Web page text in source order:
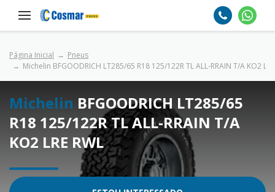
Página Inicial
Pneus
Michelin BFGOODRICH LT285/65 R18 125/122R TL ALL-RRAIN T/A KO2
Michelin BFGOODRICH LT285/65
R18 125/122R TL ALL-RRAIN T/A
KO2 LRE RWL